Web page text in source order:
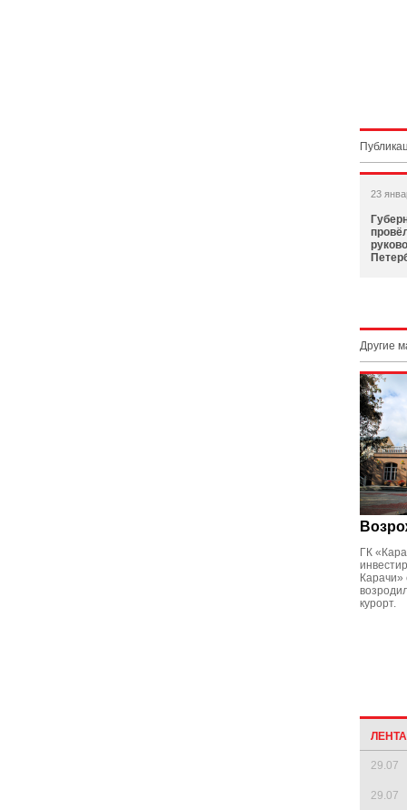
23
Другие
ГК
Карачи»
курорт.
29.07
29.07